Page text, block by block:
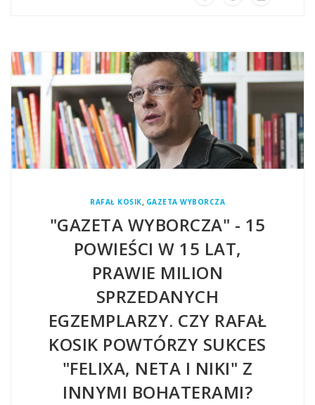
RAFAŁ KOSIK, GAZETA WYBORCZA
"GAZETA WYBORCZA" - 15
POWIEŚCI W 15 LAT,
PRAWIE MILION
SPRZEDANYCH
EGZEMPLARZY. CZY RAFAŁ
KOSIK POWTÓRZY SUKCES
"FELIXA, NETA I NIKI" Z
INNYMI BOHATERAMI?